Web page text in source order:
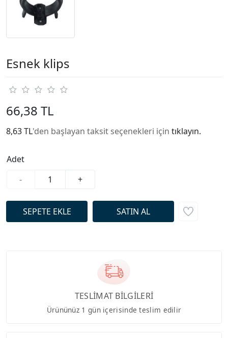
Esnek klips
66,38 TL
8,63 TL'den başlayan taksit seçenekleri için tıklayın.
Adet
-
+
TESLİMAT BİLGİLERİ
Ürününüz 1 gün içerisinde teslim edilir